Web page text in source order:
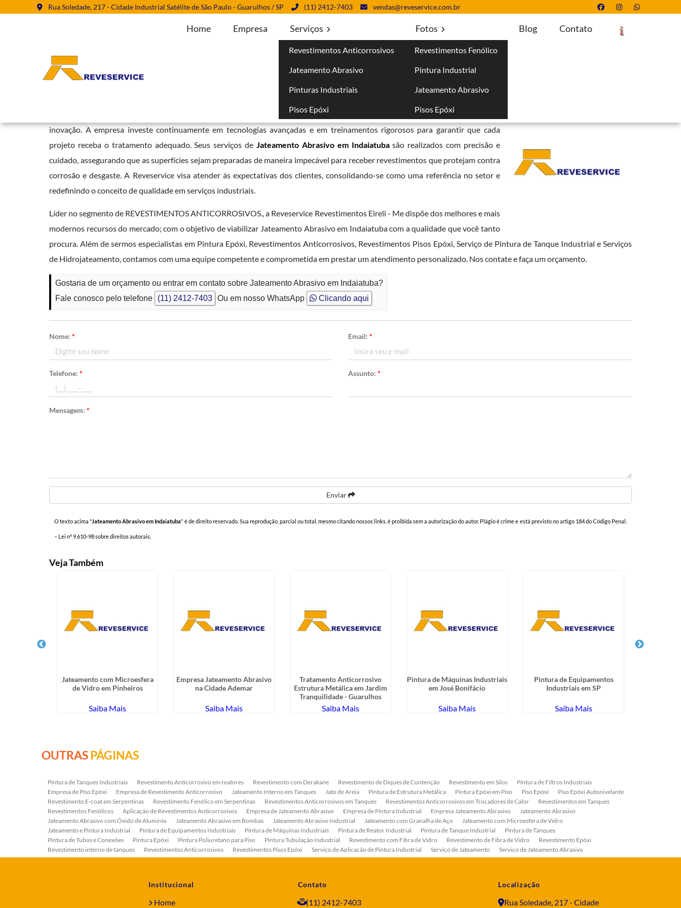
Rua Soledade, 217 - Cidade Industrial Satélite de São Paulo - Guarulhos / SP (11) 2412-7403 vendas@reveservice.com.br
Home Empresa Serviços
Revestimentos Anticorrosivos
Jateamento Abrasivo
Pinturas Industriais
Pisos Epóxi
Fotos
Revestimentos Fenólico
Pintura Industrial
Jateamento Abrasivo
Pisos Epóxi
Blog Contato
Jateamento Abrasivo em Indaiatuba Solicite um Orçamento
Com uma vasta experiência e uma equipe de profissionais capacitados, a Reveservice se tornou sinônimo de confiabilidade e
inovação. A empresa investe continuamente em tecnologias avançadas e em treinamentos rigorosos para garantir que cada
projeto receba o tratamento adequado. Seus serviços de Jateamento Abrasivo em Indaiatubasão realizados com precisão e
cuidado, assegurando que as superfícies sejam preparadas de maneira impecável para receber revestimentos que protejam contra
corrosão e desgaste. A Reveservice visa atender às expectativas dos clientes, consolidando-se como uma referência no setor e
redefinindo o conceito de qualidade em serviços industriais.
Líder no segmento de REVESTIMENTOS ANTICORROSIVOS., a Reveservice Revestimentos Eireli - Me dispõe dos melhores e mais
modernos recursos do mercado; com o objetivo de viabilizar Jateamento Abrasivo em Indaiatuba com a qualidade que você tanto
procura. Além de sermos especialistas em Pintura Epóxi, Revestimentos Anticorrosivos, Revestimentos Pisos Epóxi, Serviço de Pintura de Tanque Industrial e Serviços
de Hidrojateamento, contamos com uma equipe competente e comprometida em prestar um atendimento personalizado. Nos contate e faça um orçamento.
Gostaria de um orçamento ou entrar em contato sobre Jateamento Abrasivo em Indaiatuba?
Fale conosco pelo telefone
(11) 2412-7403 Ou em nosso WhatsApp Clicando aqui
Nome:* Email: *
Telefone:* Assunto: *
Mensagem:*
Enviar
O texto acima "Jateamento Abrasivo em Indaiatuba" é de direito reservado. Sua reprodução, parcial ou total, mesmo citando nossos links, é proibida sem a autorização do autor. Plágio é crime e está previsto no artigo 184 do Código Penal.
– Lei n° 9.610-98 sobre direitos autorais
Veja Também
Jateamento com Microesfera
de Vidro em Pinheiros
Saiba Mais
Empresa Jateamento Abrasivo
na Cidade Ademar
Saiba Mais
Tratamento Anticorrosivo
Estrutura Metálica em Jardim
Tranquilidade - Guarulhos
Saiba Mais
Pintura de Máquinas Industriais
em José Bonifácio
Saiba Mais
Pintura de Equipamentos
Industriais em SP
Saiba Mais
OUTRASPÁGINAS
Pintura de Tanques Industriais Revestimento Anticorrosivo em reatores Revestimento com Derakane Revestimento de Diques de Contenção Revestimento em Silos
Pintura de Filtros Industriais
Empresa de Piso Epóxi
Empresa de Revestimento Anticorrosivo Jateamento Interno em Tanques Jato de Areia Pintura de Estrutura Metálica Pintura Epóxi em Piso Piso Epóxi
Piso Epóxi Autonivelante
Revestimento E-coat em Serpentinas
Revestimento Fenólico em Serpentinas Revestimentos Anticorrosivos em Tanques Revestimentos Anticorrosivos em Trocadores de Calor
Revestimentos em Tanques
Revestimentos Fenólicos
Aplicação de Revestimentos Anticorrosivos Empresa de Jateamento Abrasivo Empresa de Pintura Industrial Empresa Jateamento Abrasivo
Jateamento Abrasivo
Jateamento Abrasivo com Óxido de Aluminio
Jateamento Abrasivo em Bombas Jateamento Abrasivo Industrial Jateamento com Granalha de Aço
Jateamento com Microesfera de Vidro
Jateamento e Pintura Industrial
Pintura de Equipamentos Industriais Pintura de Máquinas Industriais Pintura de Reator Industrial Pintura de Tanque Industrial
Pintura de Tanques
Pintura de Tubos e Conexões
Pintura Epóxi Pintura Poliuretano para Piso Pintura Tubulação Industrial Revestimento com Fibra de Vidro Revestimento de Fibra de Vidro
Revestimento Epóxi
Revestimento interno de tanques
Revestimentos Anticorrosivos Revestimentos Pisos Epóxi Serviço de Aplicação de Pintura Industrial Serviço de Jateamento
Serviço de Jateamento Abrasivo
Serviço de Jateamento e Pintura
Serviço de Jateamento em Bombas Serviço de Pintura de Bombas Industriais Serviço de Pintura de Tanque Industrial
Serviço de Pintura de Válvulas
Institucional
Home
Contato
(11) 2412-7403
Localização
Rua Soledade, 217 - Cidade